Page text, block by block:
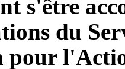
s'être
du
pour